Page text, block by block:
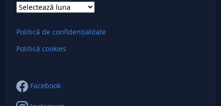
Arhive
Politică de confidențialitate
Politică cookies
Facebook